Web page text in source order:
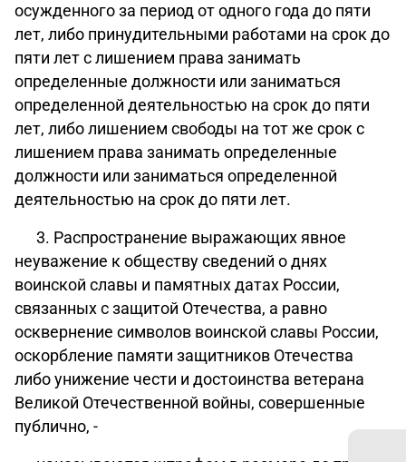
осужденного за период от одного года до пяти
лет, либо принудительными работами на срок до
пяти лет с лишением права занимать
определенные должности или заниматься
определенной деятельностью на срок до пяти
лет, либо лишением свободы на тот же срок с
лишением права занимать определенные
должности или заниматься определенной
деятельностью на срок до пяти лет.
3. Распространение выражающих явное
неуважение к обществу сведений о днях
воинской славы и памятных датах России,
связанных с защитой Отечества, а равно
осквернение символов воинской славы России,
оскорбление памяти защитников Отечества
либо унижение чести и достоинства ветерана
Великой Отечественной войны, совершенные
публично, -